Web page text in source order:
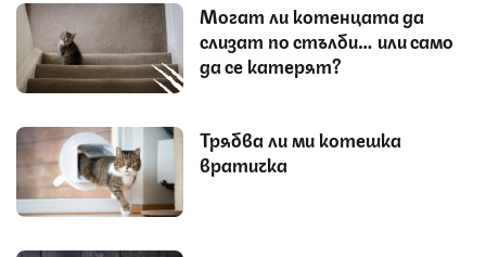
Могат ли котенцата да
слизат по стълби… или само
да се катерят?
Трябва ли ми котешка
вратичка